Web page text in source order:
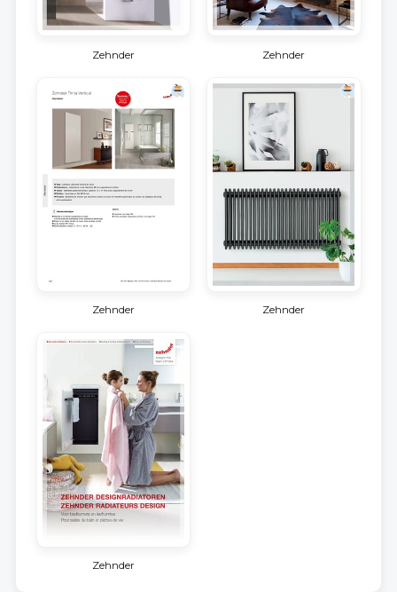
Zehnder Zehnder
Zehnder Zehnder
Zehnder